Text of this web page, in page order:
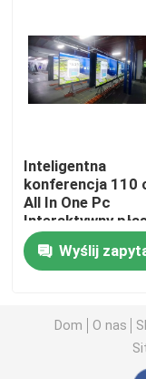
Kontrola jakości
Poprosić o
Interaktywne
65-calowa
Inteligentna
konferencja 110
All In One Pc
Interaktywny
panel do edukacji
Wyślij
Dom O nas